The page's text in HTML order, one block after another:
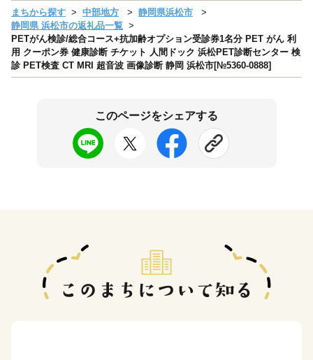
まちから探す 中部地方
静岡県浜松市
静岡県 浜松市の返礼品一覧
PETがん検診/総合コース+抗加齢オプション受診券1名分 PET がん 利
用 クーポン券 健康診断 チケット 人間ドック 浜松PET診断センター 検
診 PET検査 CT MRI 超音波 画像診断 静岡 浜松市[№5360-0888]
このページをシェアする